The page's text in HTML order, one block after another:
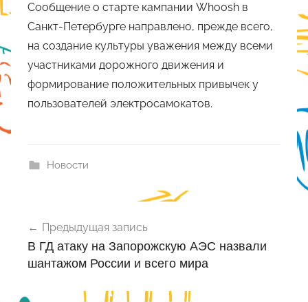
Сообщение о старте кампании Whoosh в
Санкт-Петербурге направлено, прежде всего,
на создание культуры уважения между всеми
участниками дорожного движения и
формирование положительных привычек у
пользователей электросамокатов.
Новости
по
записям
Предыдущая запись
В ГД атаку на Запорожскую АЭС назвали
шантажом России и всего мира